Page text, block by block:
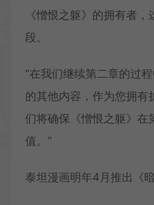
《憎恨之躯》的拥有者
段。
“在我们继续第二章的过
的其他内容，作为您拥有
们将确保《憎恨之躯》在
值。”
泰坦漫画明年4月推出《